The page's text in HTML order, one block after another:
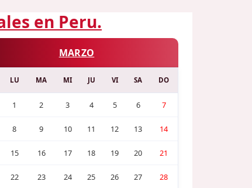
en Peru.
MARZO
LU MA MI JU VI SA DO
1 2 3 4 5 6 7
8 9 10 11 12 13 14
15 16 17 18 19 20 21
22 23 24 25 26 27 28